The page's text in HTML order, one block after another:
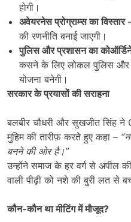
होगी।
अवेयरनेस प्रोग्राम्स का विस्तार
की रणनीति बनाई जाएगी।
पुलिस और प्रशासन का
कसने के लिए लोकल पुलिस और
योजना बनेगी।
सरकार के प्रयासों की सराहना
बलबीर चौधरी और सुखजीत सिंह ने
मुहिम की तारीफ़ करते हुए कहा – “
बनने की ओर है।”
उन्होंने समाज के हर वर्ग से अपील
वाली पीढ़ी को नशे की बुरी लत से
कौन-कौन था मीटिंग में मौजूद?